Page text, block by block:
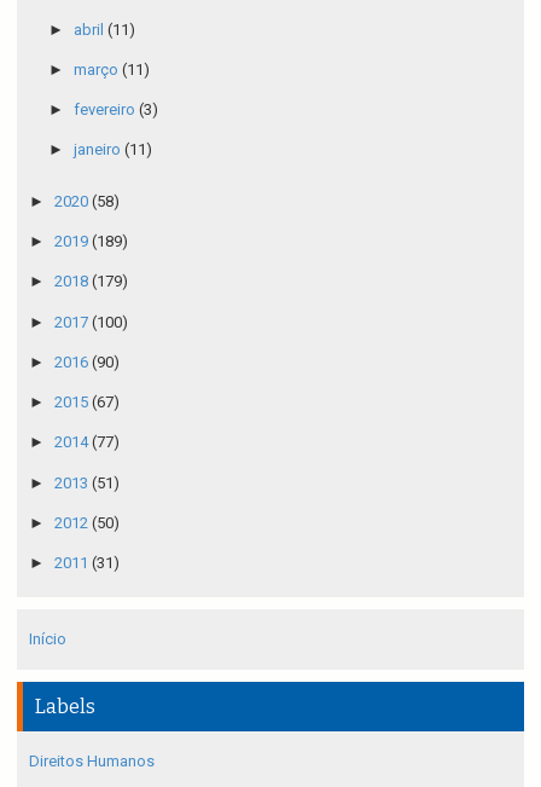
► abril (11)
► março (11)
► fevereiro (3)
► janeiro (11)
► 2020 (58)
► 2019 (189)
► 2018 (179)
► 2017 (100)
► 2016 (90)
► 2015 (67)
► 2014(77)
► 2013 (51)
► 2012 (50)
► 2011 (31)
Início
Labels
Direitos Humanos